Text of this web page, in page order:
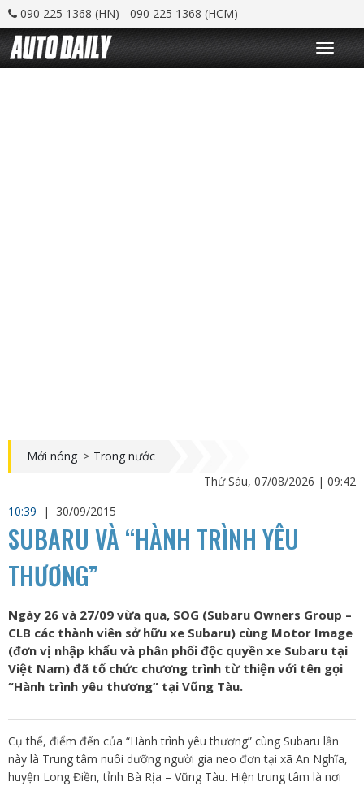
090 225 1368 (HN) - 090 225 1368 (HCM)
T
o
g
Mới nóng > Trong nước
Thứ Sáu, 07/08/2026 | 09:42
10:39
| 30/09/2015
SUBARU VÀ “HÀNH TRÌNH YÊU
THƯƠNG”
Ngày 26 và 27/09 vừa qua, SOG (Subaru Owners Group –
CLB các thành viên sở hữu xe Subaru) cùng Motor Image
(đơn vị nhập khẩu và phân phối độc quyền xe Subaru tại
Việt Nam) đã tổ chức chương trình từ thiện với tên gọi
“Hành trình yêu thương” tại Vũng Tàu.
Cụ thể, điểm đến của “Hành trình yêu thương” cùng Subaru lần
này là Trung tâm nuôi dưỡng người gia neo đơn tại xã An Nghĩa,
huyện Long Điền, tỉnh Bà Rịa – Vũng Tàu. Hiện trung tâm là nơi